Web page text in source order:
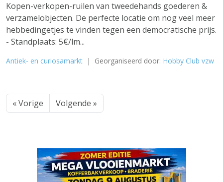
Kopen-verkopen-ruilen van tweedehands goederen &
verzamelobjecten. De perfecte locatie om nog veel meer
hebbedingetjes te vinden tegen een democratische prijs.
- Standplaats: 5€/lm...
Antiek- en curiosamarkt | Georganiseerd door: Hobby Club vzw
« Vorige Volgende »